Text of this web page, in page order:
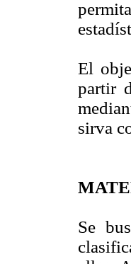
El
partir
sirva
Se